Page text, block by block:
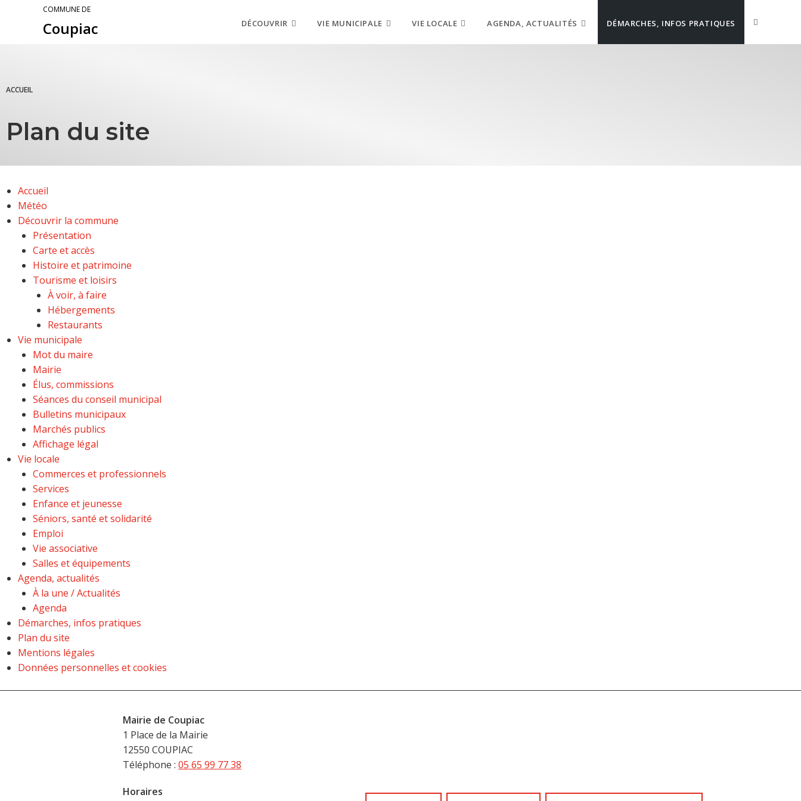
COMMUNE DE
Coupiac DÉCOUVRIR VIE MUNICIPALE VIE LOCALE AGENDA, ACTUALITÉS DÉMARCHES, INFOS PRATIQUES
ACCUEIL
Plan du site
Accueil
Météo
Découvrir la commune
Présentation
Carte et accès
Histoire et patrimoine
Tourisme et loisirs
À voir, à faire
Hébergements
Restaurants
Vie municipale
Mot du maire
Mairie
Élus, commissions
Séances du conseil municipal
Bulletins municipaux
Marchés publics
Affichage légal
Vie locale
Commerces et professionnels
Services
Enfance et jeunesse
Séniors, santé et solidarité
Emploi
Vie associative
Salles et équipements
Agenda, actualités
À la une / Actualités
Agenda
Démarches, infos pratiques
Plan du site
Mentions légales
Données personnelles et cookies
Mairie de Coupiac
1 Place de la Mairie
12550 COUPIAC
Téléphone : 05 65 99 77 38
Horaires